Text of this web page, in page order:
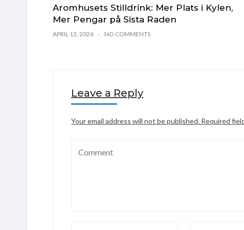
Aromhusets Stilldrink: Mer Plats i Kylen,
Mer Pengar på Sista Raden
APRIL 13, 2026 NO COMMENTS
Leave a Reply
Your email address will not be published. Required